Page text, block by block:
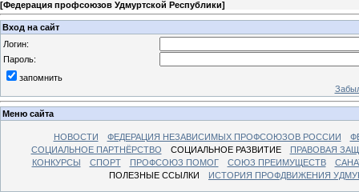
[Федерация профсоюзов Удмуртской Республики]
Вход на сайт
Логин:
Пароль:
запомнить
Меню сайта
НОВОСТИ ФЕДЕРАЦИЯ НЕЗАВИСИМЫХ ПРОФСОЮЗОВ РОССИИ
СОЦИАЛЬНОЕ ПАРТНЁРСТВО
СОЦИАЛЬНОЕ РАЗВИТИЕ
ПРАВОВАЯ
КОНКУРСЫ
СПОРТ ПРОФСОЮЗ ПОМОГ СОЮЗ ПРЕИМУЩЕСТВ
ПОЛЕЗНЫЕ ССЫЛКИ
ИСТОРИЯ ПРОФДВИЖЕНИЯ